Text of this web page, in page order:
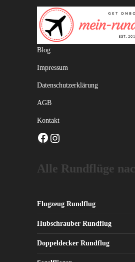
Blog
Impressum
Datenschutzerklärung
AGB
Kontakt
Facebook
Alle Rundflüge
Flugzeug Rundflug
Hubschrauber Rundflug
Doppeldecker Rundflug